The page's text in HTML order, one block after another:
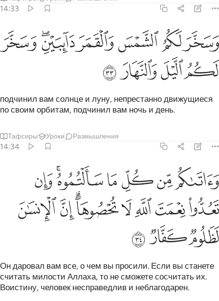
14:33
وسخر لكم الشمس والقمر دايبين وسخر لكم الليل والنهار ٣٣
وَسَخَّرَ لَكُمُ ٱلشَّمْسَ وَٱلْقَمَرَ دَآئِبَيْنِ ۖ وَسَخَّرَ لَكُمُ ٱلَّيْلَ وَٱلنَّهَارَ ٣٣
ﳆﳇﳈﳉﳊﳋﳌ
ﳍﳎﳏﳐ
подчинил вам солнце и луну, непрестанно движущиеся
по своим орбитам, подчинил вам ночь и день.
Тафсиры Уроки Размышления
14:34
واتاكم من كل ما سالتموه وان تعدوا نعمت الله لا تحصوها ان الانسان
وَءَاتَىٰكُم مِّن كُلِّ مَا سَأَلْتُمُوهُ ۚ وَإِن تَعُدُّوا۟ نِعْمَتَ ٱللَّهِ لَا تُحْصُوهَآ
ﱁﱂﱃﱄﱅﱆﱇ
ﱈﱉﱊﱋﱌﱍﱎﱏ
ﱐﱑﱒ
Он даровал вам все, о чем вы просили. Если вы станете
считать милости Аллаха, то не сможете сосчитать их.
Воистину, человек несправедлив и неблагодарен.